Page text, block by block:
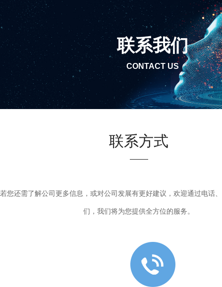
联系我们
CONTACT US
联系方式
若您还需了解公司更多信息，或对公司发展有更好建议，欢迎通过电话
们，我们将为您提供全方位的服务。